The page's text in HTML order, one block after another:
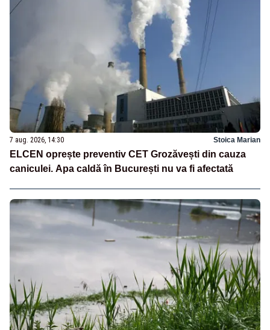
7 aug. 2026, 14:30 Stoica Marian
ELCEN oprește preventiv CET Grozăvești din cauza
caniculei. Apa caldă în București nu va fi afectată